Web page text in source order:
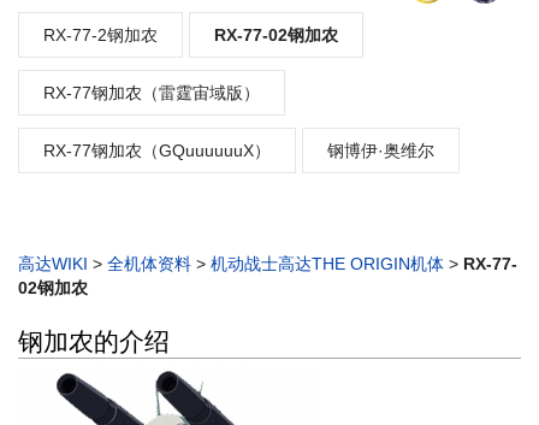
RX-77-2钢加农 RX-77-02钢加农
RX-77钢加农（雷霆宙域版）
RX-77钢加农（GQuuuuuuX） 钢博伊·奥维尔
高达WIKI > 全机体资料 > 机动战士高达THE ORIGIN机体 > RX-77-
02钢加农
钢加农的介绍